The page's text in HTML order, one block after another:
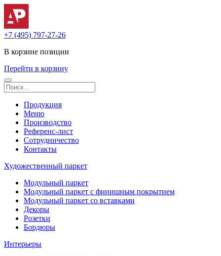
+7 (495) 797-27-26
В корзине позиции
Перейти в корзину
Продукция
Меню
Производство
Референс-лист
Сотрудничество
Контакты
Художественный паркет
Модульный паркет
Модульный паркет с финишным покрытием
Модульный паркет со вставками
Декоры
Розетки
Бордюры
Интерьеры